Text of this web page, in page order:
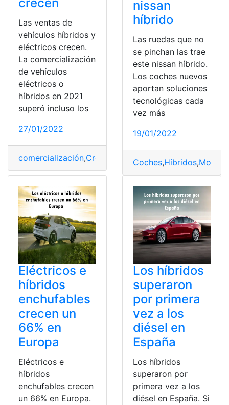
crecen
Las ventas de
vehículos híbridos y
eléctricos crecen.
La comercialización
de vehículos
eléctricos o
híbridos en 2021
superó incluso los
27/01/2022
comercialización,Crecimiento ,Híbridos ,vehículo
nissan
híbrido
Las ruedas que no
se pinchan las trae
este nissan híbrido.
Los coches nuevos
aportan soluciones
tecnológicas cada
vez más
19/01/2022
Coches,Híbridos,Modelo
Eléctricos e
híbridos
enchufables
crecen un
66% en
Europa
Eléctricos e
híbridos
enchufables crecen
un 66% en Europa.
Los híbridos
superaron
por primera
vez a los
diésel en
España
Los híbridos
superaron por
primera vez a los
diésel en España. Si